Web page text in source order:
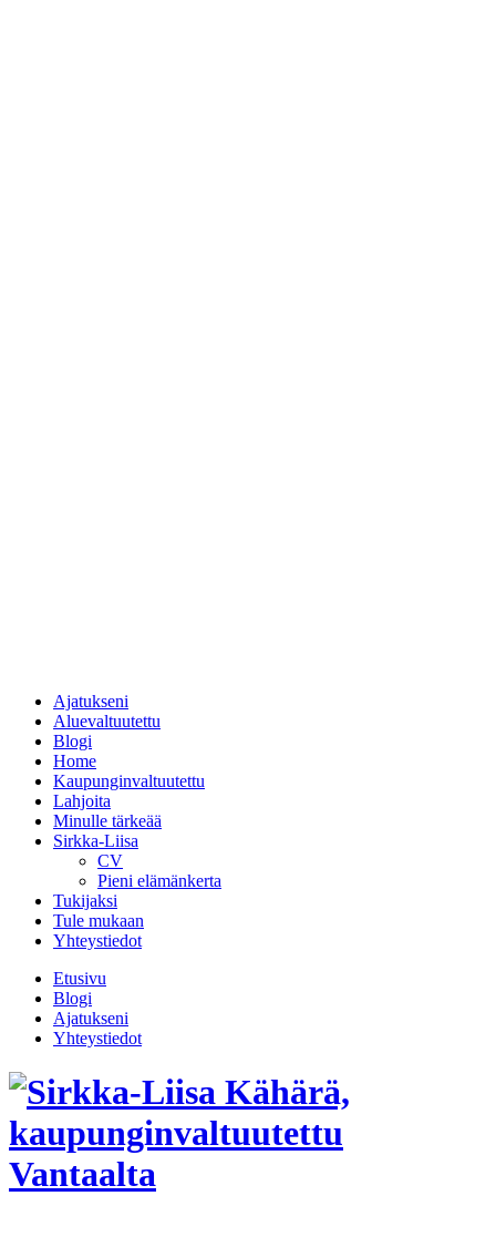
Ajatukseni
Aluevaltuutettu
Blogi
Home
Kaupunginvaltuutettu
Lahjoita
Minulle tärkeää
Sirkka-Liisa
CV
Pieni elämänkerta
Tukijaksi
Tule mukaan
Yhteystiedot
Etusivu
Blogi
Ajatukseni
Yhteystiedot